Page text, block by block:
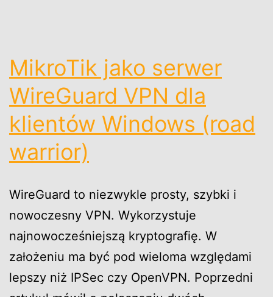
MikroTik jako serwer
WireGuard VPN dla
klientów Windows (road
warrior)
WireGuard to niezwykle prosty, szybki i
nowoczesny VPN. Wykorzystuje
najnowocześniejszą kryptografię. W
założeniu ma być pod wieloma względami
lepszy niż IPSec czy OpenVPN. Poprzedni